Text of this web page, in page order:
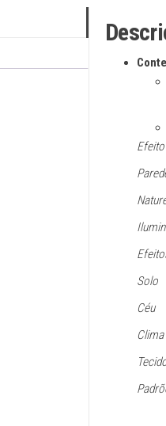
Efeito
Solo
Céu
Clima